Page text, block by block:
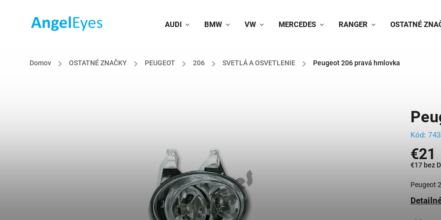
AUDI BMW VW MERCEDES RANGER OSTATNÉ
Domov / OSTATNÉ ZNAČKY / PEUGEOT / 206 / SVETLÁ A OSVETLENIE / Peugeot 206 pravá hmlovka
Kód: 743
€21
€17 bez
Peugeot